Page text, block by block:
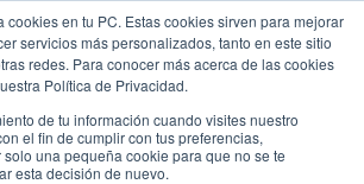
cookies en tu PC. Estas cookies sirven para mejorar
servicios más personalizados, tanto en este sitio
redes. Para conocer más acerca de las cookies
Política de Privacidad.
de tu información cuando visites nuestro
el fin de cumplir con tus preferencias,
una pequeña cookie para que no se te
esta decisión de nuevo.
Traducir »